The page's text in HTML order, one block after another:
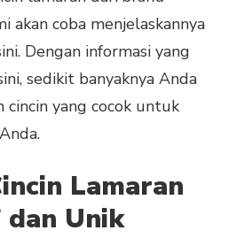
akan coba menjelaskannya
Dengan informasi yang
sedikit banyaknya Anda
cincin yang cocok untuk
Lamaran
Unik